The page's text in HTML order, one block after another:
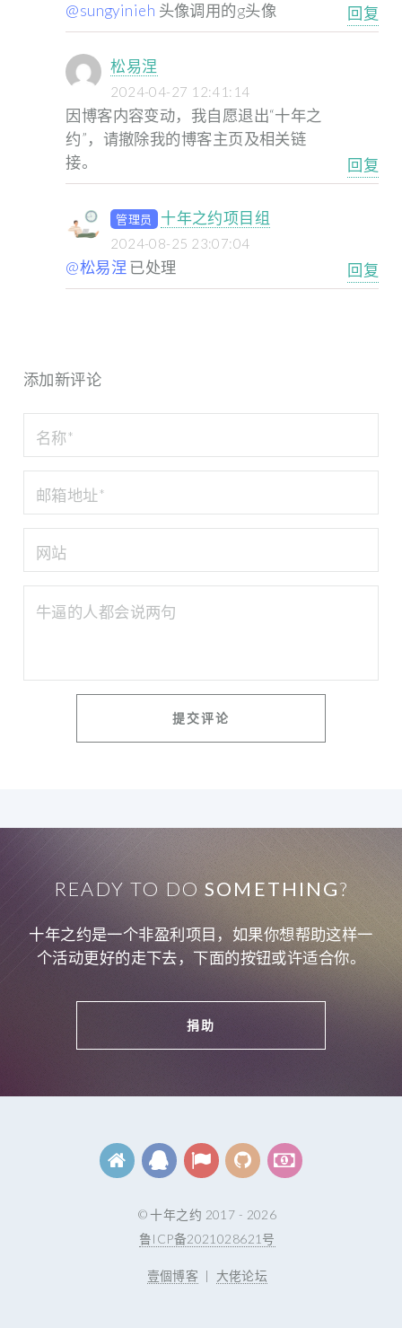
@sungyinieh 头像调用的g头像 回复
松易涅
2024-04-27 12:41:14
因博客内容变动，我自愿退出“十年之
约”，请撤除我的博客主页及相关链
接。
回复
管理员 十年之约项目组
2024-08-25 23:07:04
@松易涅 已处理 回复
添加新评论
READY TO DOSOMETHING?
十年之约是一个非盈利项目，如果你想帮助这样一
个活动更好的走下去，下面的按钮或许适合你。
捐助
© 十年之约 2017 - 2026
鲁ICP备2021028621号
壹個博客 | 大佬论坛